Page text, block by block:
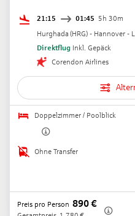
21:15 01:45 5h 30m
Hurghada (HRG) - Hannover -
Direktflug Inkl. Gepäck
Corendon Airlines
Doppelzimmer / Poolblick
Ohne Transfer
Preis pro Person 890€